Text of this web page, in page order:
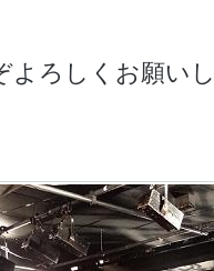
よろしくお願い